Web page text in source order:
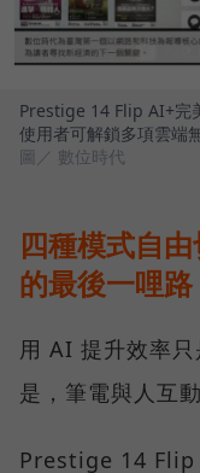
Prestige 14 Flip AI+完
使用者可解鎖多項雲端
圖／ 數位時代
四種模式自
的最後一哩路
用 AI 提升效率
是，筆電與人互
Prestige 14 Flip